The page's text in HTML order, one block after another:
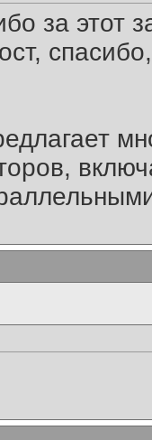
за этот